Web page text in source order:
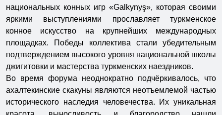
национальных конных игр «Galkynyş», которая своими
яркими выступлениями прославляет туркменское
конное искусство на крупнейших международных
площадках. Победы коллектива стали убедительным
подтверждением высокого уровня национальной школы
джигитовки и мастерства туркменских наездников.
Во время форума неоднократно подчёркивалось, что
ахалтекинские скакуны являются неотъемлемой частью
исторического наследия человечества. Их уникальная